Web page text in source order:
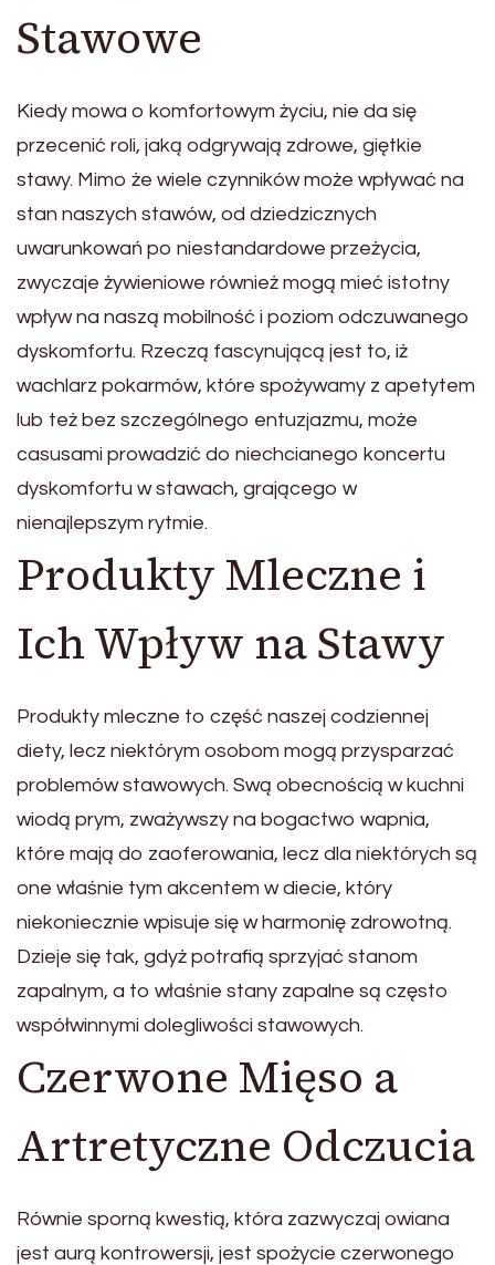
Stawowe
Kiedy mowa o komfortowym życiu, nie da się
przecenić roli, jaką odgrywają zdrowe, giętkie
stawy. Mimo że wiele czynników może wpływać na
stan naszych stawów, od dziedzicznych
uwarunkowań po niestandardowe przeżycia,
zwyczaje żywieniowe również mogą mieć istotny
wpływ na naszą mobilność i poziom odczuwanego
dyskomfortu. Rzeczą fascynującą jest to, iż
wachlarz pokarmów, które spożywamy z apetytem
lub też bez szczególnego entuzjazmu, może
casusami prowadzić do niechcianego koncertu
dyskomfortu w stawach, grającego w
nienajlepszym rytmie.
Produkty Mleczne i
Ich Wpływ na Stawy
Produkty mleczne to część naszej codziennej
diety, lecz niektórym osobom mogą przysparzać
problemów stawowych. Swą obecnością w kuchni
wiodą prym, zważywszy na bogactwo wapnia,
które mają do zaoferowania, lecz dla niektórych są
one właśnie tym akcentem w diecie, który
niekoniecznie wpisuje się w harmonię zdrowotną.
Dzieje się tak, gdyż potrafią sprzyjać stanom
zapalnym, a to właśnie stany zapalne są często
współwinnymi dolegliwości stawowych.
Czerwone Mięso a
Artretyczne Odczucia
Równie sporną kwestią, która zazwyczaj owiana
jest aurą kontrowersji, jest spożycie czerwonego